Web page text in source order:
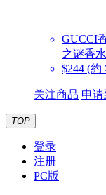
GUCCI
之谜香水
$244 (約
关注商品 申
TOP
登录
注册
PC版